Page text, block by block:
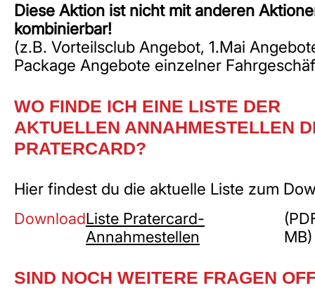
Diese Aktion ist nicht mit anderen
kombinierbar!
(z.B. Vorteilsclub Angebot, 1.Mai
Package Angebote einzelner
WO FINDE ICH EINE LISTE DER
AKTUELLEN ANNAHMESTELLEN
PRATERCARD?
Hier findest du die aktuelle Liste zum
DownloadListe Pratercard-
Annahmestellen
MB)
SIND NOCH WEITERE FRAGEN